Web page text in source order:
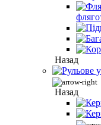
Назад
Назад